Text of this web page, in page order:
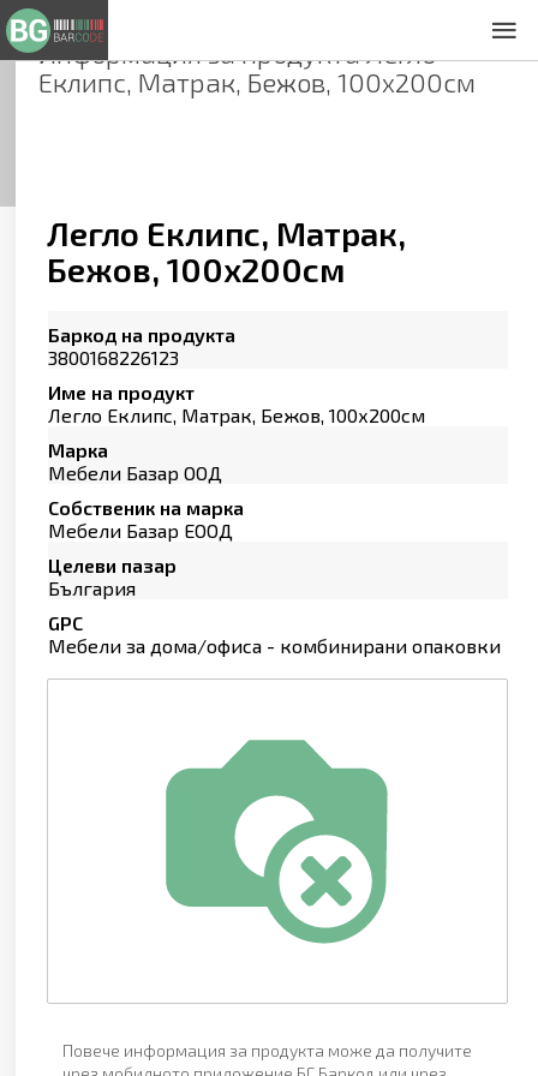
Информация за продуктаЛегло
Еклипс, Матрак, Бежов, 100х200см
Легло Еклипс, Матрак,
Бежов, 100х200см
Баркод на продукта
3800168226123
Име на продукт
Легло Еклипс, Матрак, Бежов, 100х200см
Марка
Мебели Базар ООД
Собственик на марка
Мебели Базар ЕООД
Целеви пазар
България
GPC
Мебели за дома/офиса - комбинирани опаковки
Повече информация за продукта може да получите
Общи условия